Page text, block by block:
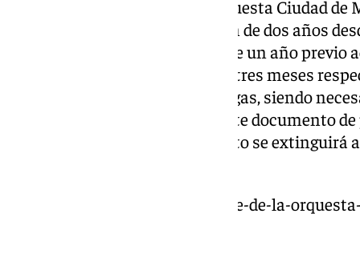
El puesto de Gerencia de la Orquesta Ciudad
el contrato tendrá una duración de dos años
ser prorrogado por un periodo de un año previo
con una antelación mínima de tres meses
contrato o las sucesivas prórrogas, siendo
General sobre el correspondiente documento
acordarse la prórroga, el contrato se
https://www.101tv.es/el-gerente-de-la-